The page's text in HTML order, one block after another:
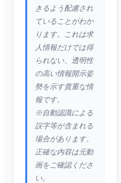
きるよう配慮され
ていることがわか
ります。これは求
人情報だけでは得
られない、透明性
の高い情報開示姿
勢を示す貴重な情
報です。
※自動認識による
誤字等が含まれる
場合があります。
正確な内容は元動
画をご確認くださ
い。